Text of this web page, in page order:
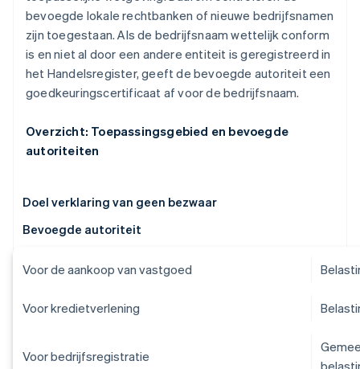
bevoegde lokale rechtbanken of nieuwe bedrijfsnamen
zijn toegestaan. Als de bedrijfsnaam wettelijk conform
is en niet al door een andere entiteit is geregistreerd in
het Handelsregister, geeft de bevoegde autoriteit een
goedkeuringscertificaat af voor de bedrijfsnaam.
Overzicht: Toepassingsgebied en bevoegde
autoriteiten
Doel verklaring van geen bezwaar
Bevoegde autoriteit
Voor de aankoop van vastgoed
Voor kredietverlening
Voor bedrijfsregistratie